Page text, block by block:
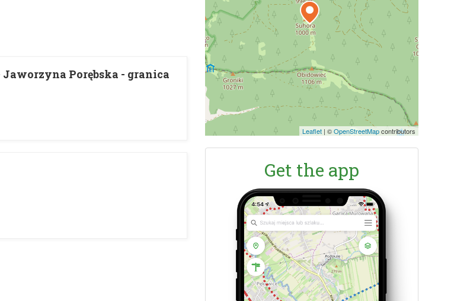
Porębska - granica
Leaflet | ©OpenStreetMapcontributors
Get the app